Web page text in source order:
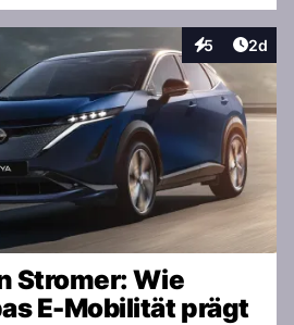
5
Interaktionen
2d
Stromer: Wie
E-Mobilität prägt